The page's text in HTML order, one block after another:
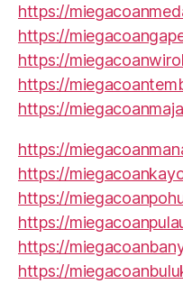
https://
https://
https://
https://
https://
https://
https://
https://
https://
https://
https://